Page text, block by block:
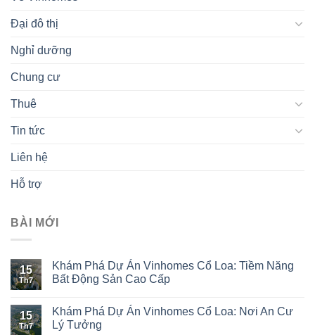
Đại đô thị
Nghỉ dưỡng
Chung cư
Thuê
Tin tức
Liên hệ
Hỗ trợ
BÀI MỚI
15
Th7
Khám Phá Dự Án Vinhomes Cổ Loa: Tiềm Năng
Bất Động Sản Cao Cấp
15
Th7
Khám Phá Dự Án Vinhomes Cổ Loa: Nơi An Cư
Lý Tưởng